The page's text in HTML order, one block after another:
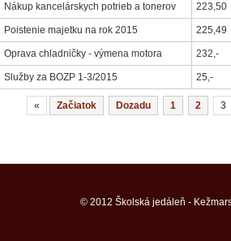
Nákup kancelárskych potrieb a tonerov 223,50
Poistenie majetku na rok 2015 225,49
Oprava chladničky - výmena motora 232,-
Služby za BOZP 1-3/2015 25,-
« Začiatok Dozadu 1 2 3
© 2012 Školská jedáleň -